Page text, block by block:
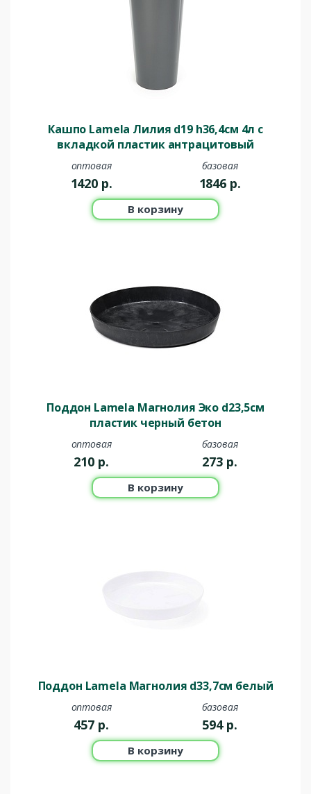
Кашпо Lamela Лилия d19 h36,4см 4л с
вкладкой пластик антрацитовый
оптовая
1420 р.
базовая
1846 р.
В корзину
Поддон Lamela Магнолия Эко d23,5см
пластик черный бетон
оптовая
210 р.
базовая
273 р.
В корзину
Поддон Lamela Магнолия d33,7см белый
оптовая
457 р.
базовая
594 р.
В корзину